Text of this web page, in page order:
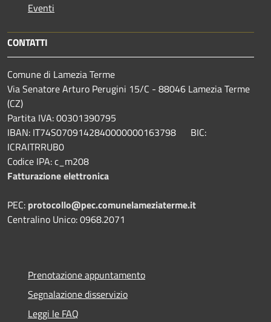
Eventi
CONTATTI
Comune di Lamezia Terme
Via Senatore Arturo Perugini 15/C - 88046 Lamezia Terme
(CZ)
Partita IVA: 00301390795
IBAN: IT74S0709142840000000163798 BIC:
ICRAITRRUB0
Codice IPA: c_m208
Fatturazione elettronica
PEC: protocollo@pec.comunelameziaterme.it
Centralino Unico: 0968.2071
Prenotazione appuntamento
Segnalazione disservizio
Leggi le FAQ